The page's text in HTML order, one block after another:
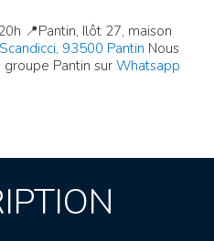
📍Pantin, Ilôt 27, maison
93500 Pantin Nous
Pantin sur Whatsapp